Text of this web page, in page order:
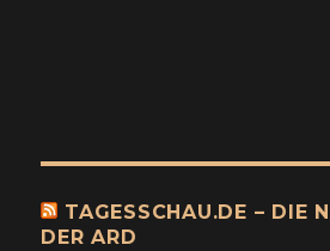
TAGESSCHAU.DE – DIE
DER ARD